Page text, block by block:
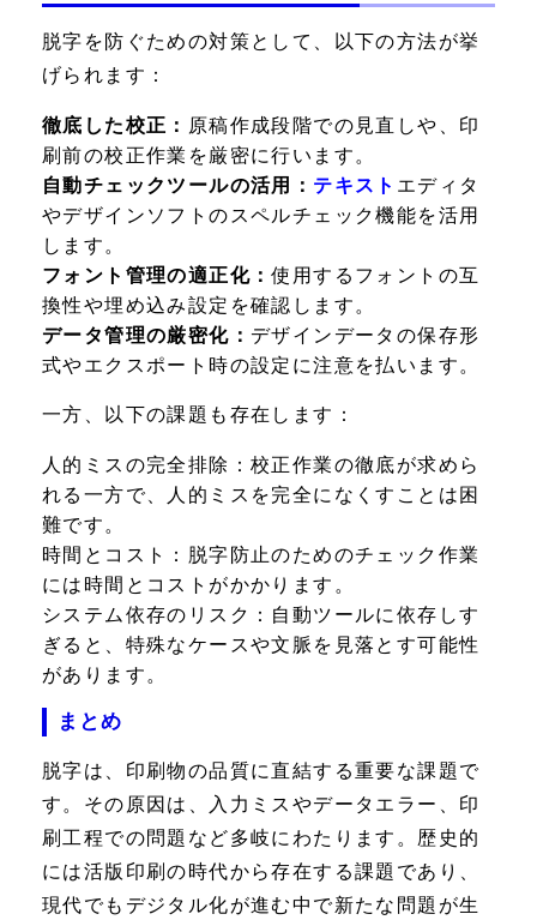
脱字を防ぐための対策として、以下の方法が挙
げられます：
徹底した校正： 原稿作成段階での見直しや、印
刷前の校正作業を厳密に行います。
自動チェックツールの活用： テキスト エディタ
やデザインソフトのスペルチェック機能を活用
します。
フォント管理の適正化：使用するフォントの互
換性や埋め込み設定を確認します。
データ管理の厳密化： デザインデータの保存形
式やエクスポート時の設定に注意を払います。
一方、以下の課題も存在します：
人的ミスの完全排除： 校正作業の徹底が求めら
れる一方で、人的ミスを完全になくすことは困
難です。
時間とコスト： 脱字防止のためのチェック作業
には時間とコストがかかります。
システム依存のリスク： 自動ツールに依存しす
ぎると、特殊なケースや文脈を見落とす可能性
があります。
まとめ
脱字は、印刷物の品質に直結する重要な課題で
す。その原因は、入力ミスやデータエラー、印
刷工程での問題など多岐にわたります。歴史的
には活版印刷の時代から存在する課題であり、
現代でもデジタル化が進む中で新たな問題が生